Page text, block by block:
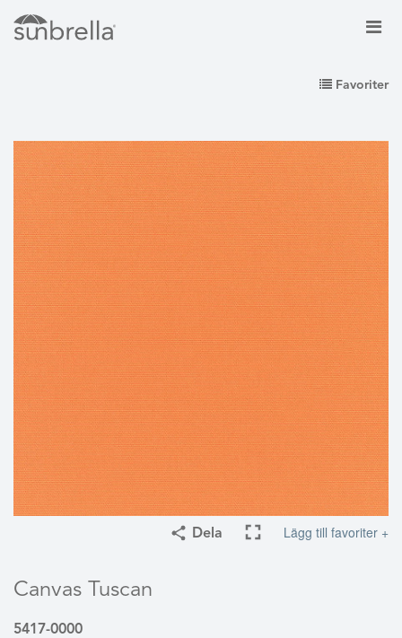
Favoriter
Dela Lägg till favoriter +
Canvas Tuscan
5417-0000